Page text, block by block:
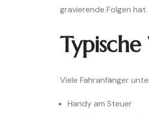
gravierende Folgen hat.
Viele Fahranfänger
Handy am Steuer